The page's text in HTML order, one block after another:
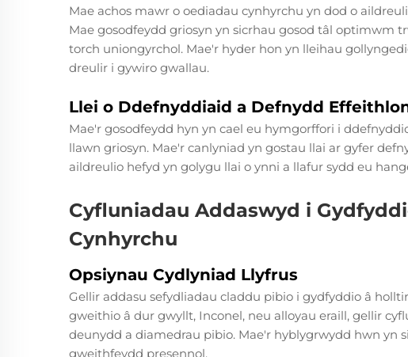
Mae achos mawr o oediadau cynhyrchu yn dod o
Mae gosodfeydd griosyn yn sicrhau gosod tâl optimwm
torch uniongyrchol. Mae'r hyder hon yn lleihau
dreulir i gywiro gwallau.
Llei o Ddefnyddiaid a Defnydd
Mae'r gosodfeydd hyn yn cael eu hymgorffori i
llawn griosyn. Mae'r canlyniad yn gostau llai ar gyfer
aildreulio hefyd yn golygu llai o ynni a llafur sydd eu
Cyfluniadau Addaswyd i
Cynhyrchu
Opsiynau Cydlyniad Llyfrus
Gellir addasu sefydliadau claddu pibio i gydfyddio â
gweithio â dur gwyllt, Inconel, neu alloyau eraill, gellir
deunydd a diamedrau pibio. Mae'r hyblygrwydd hwn yn
gweithfeydd presennol.